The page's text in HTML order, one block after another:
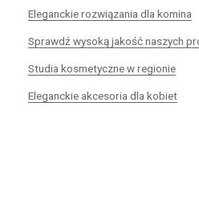
Eleganckie rozwiązania dla komina
Sprawdź wysoką jakość naszych
Studia kosmetyczne w regionie
Eleganckie akcesoria dla kobiet